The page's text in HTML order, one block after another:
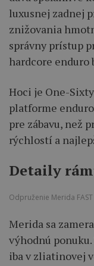
luxusnej zadnej
znižovania
správny prístup
hardcore enduro
Hoci je One-
platforme
pre zábavu, než
rýchlostí a
Detaily
Odpruženie Merida
Merida sa
výhodnú
iba v zliatinovej